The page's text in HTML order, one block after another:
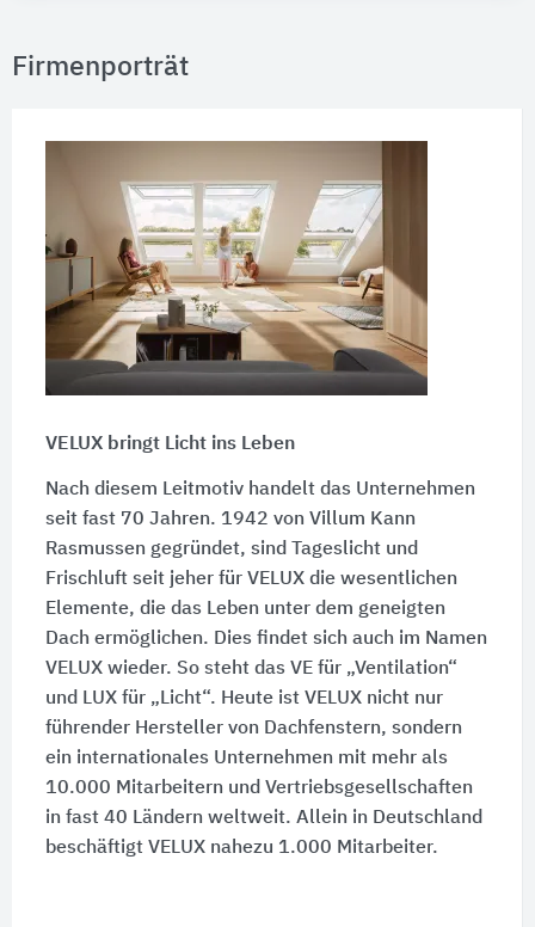
Firmenporträt
VELUX bringt Licht ins Leben
Nach diesem Leitmotiv handelt das Unternehmen
seit fast 70 Jahren. 1942 von Villum Kann
Rasmussen gegründet, sind Tageslicht und
Frischluft seit jeher für VELUX die wesentlichen
Elemente, die das Leben unter dem geneigten
Dach ermöglichen. Dies findet sich auch im Namen
VELUX wieder. So steht das VE für „Ventilation“
und LUX für „Licht“. Heute ist VELUX nicht nur
führender Hersteller von Dachfenstern, sondern
ein internationales Unternehmen mit mehr als
10.000 Mitarbeitern und Vertriebsgesellschaften
in fast 40 Ländern weltweit. Allein in Deutschland
beschäftigt VELUX nahezu 1.000 Mitarbeiter.